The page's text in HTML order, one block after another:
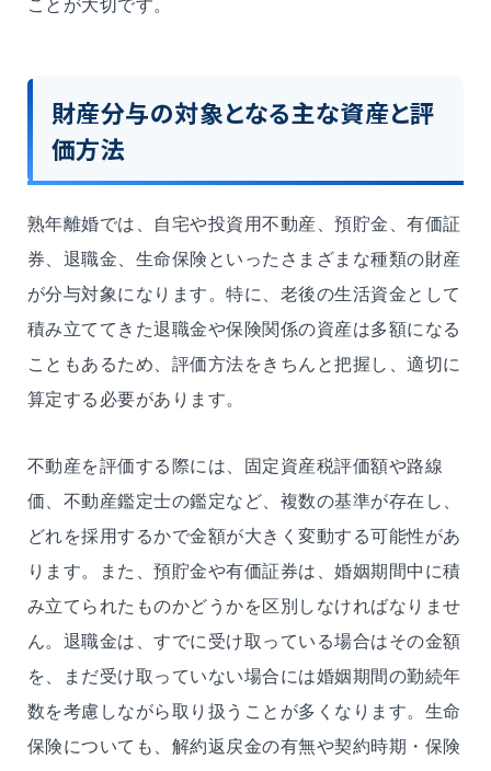
ことが大切です。
財産分与の対象となる主な資産と評
価方法
熟年離婚では、自宅や投資用不動産、預貯金、有価証
券、退職金、生命保険といったさまざまな種類の財産
が分与対象になります。特に、老後の生活資金として
積み立ててきた退職金や保険関係の資産は多額になる
こともあるため、評価方法をきちんと把握し、適切に
算定する必要があります。
不動産を評価する際には、固定資産税評価額や路線
価、不動産鑑定士の鑑定など、複数の基準が存在し、
どれを採用するかで金額が大きく変動する可能性があ
ります。また、預貯金や有価証券は、婚姻期間中に積
み立てられたものかどうかを区別しなければなりませ
ん。退職金は、すでに受け取っている場合はその金額
を、まだ受け取っていない場合には婚姻期間の勤続年
数を考慮しながら取り扱うことが多くなります。生命
保険についても、解約返戻金の有無や契約時期・保険